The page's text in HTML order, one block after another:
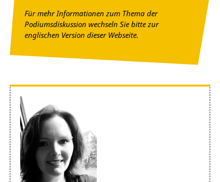
Für mehr Informationen zum Thema der
Podiumsdiskussion wechseln Sie bitte zur
englischen Version dieser Webseite.